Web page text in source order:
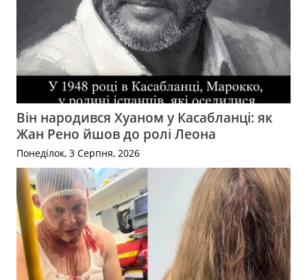
Він народився Хуаном у Касабланці: як
Жан Рено йшов до ролі Леона
Понеділок, 3 Серпня, 2026